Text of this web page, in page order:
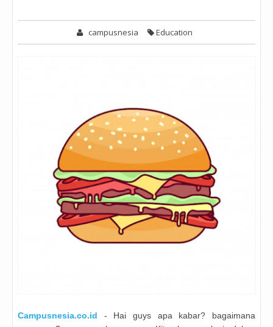
campusnesia Education
Campusnesia.co.id - Hai guys apa kabar? bagaimana